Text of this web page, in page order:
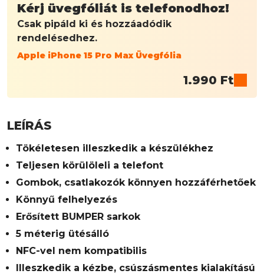
Kérj üvegfóliát is telefonodhoz!
Csak pipáld ki és hozzáadódik
rendelésedhez.
Apple iPhone 15 Pro Max Üvegfólia
1.990 Ft
LEÍRÁS
Tökéletesen illeszkedik a készülékhez
Teljesen körülöleli a telefont
Gombok, csatlakozók könnyen hozzáférhetőek
Könnyű felhelyezés
Erősített BUMPER sarkok
5 méterig ütésálló
NFC-vel nem kompatibilis
Illeszkedik a kézbe, csúszásmentes kialakítású